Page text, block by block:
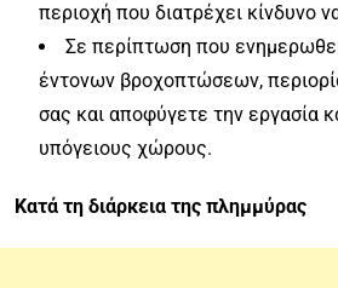
περιοχή που διατρέχει κίνδυνο
Σε περίπτωση που
έντονων βροχοπτώσεων,
σας και αποφύγετε την εργασία
υπόγειους χώρους.
Κατά τη διάρκεια της πλημμύρας